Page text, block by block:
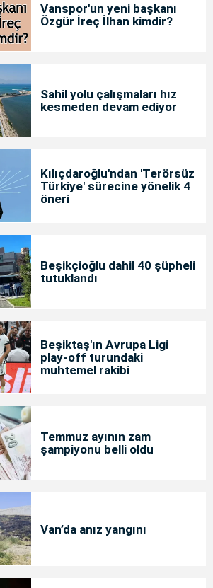
Vanspor'un yeni başkanı
Özgür İreç İlhan kimdir?
Sahil yolu çalışmaları hız
kesmeden devam ediyor
Kılıçdaroğlu'ndan 'Terörsüz
Türkiye' sürecine yönelik 4
öneri
Beşikçioğlu dahil 40 şüpheli
tutuklandı
Beşiktaş'ın Avrupa Ligi
play-off turundaki
muhtemel rakibi
Temmuz ayının zam
şampiyonu belli oldu
Van’da anız yangını